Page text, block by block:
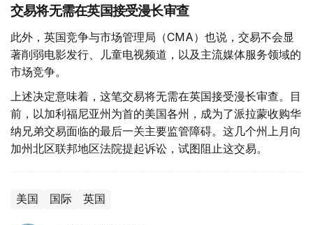
交易将无需在英国接受漫长审查
此外，英国竞争与市场管理局（CMA）也说，交易不会显
著削弱电影发行、儿童电视频道，以及主流媒体服务领域的
市场竞争。
上述决定意味着，这笔交易将无需在英国接受漫长审查。目
前，以加利福尼亚州为首的美国各州，成为了派拉蒙收购华
纳兄弟交易面临的最后一关主要监管障碍。这几个州上月向
加州北区联邦地区法院提起诉讼，试图阻止这交易。
美国 国际 英国